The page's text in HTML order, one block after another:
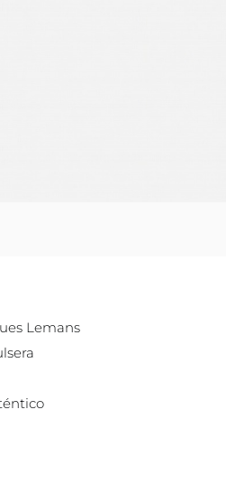
Lemans